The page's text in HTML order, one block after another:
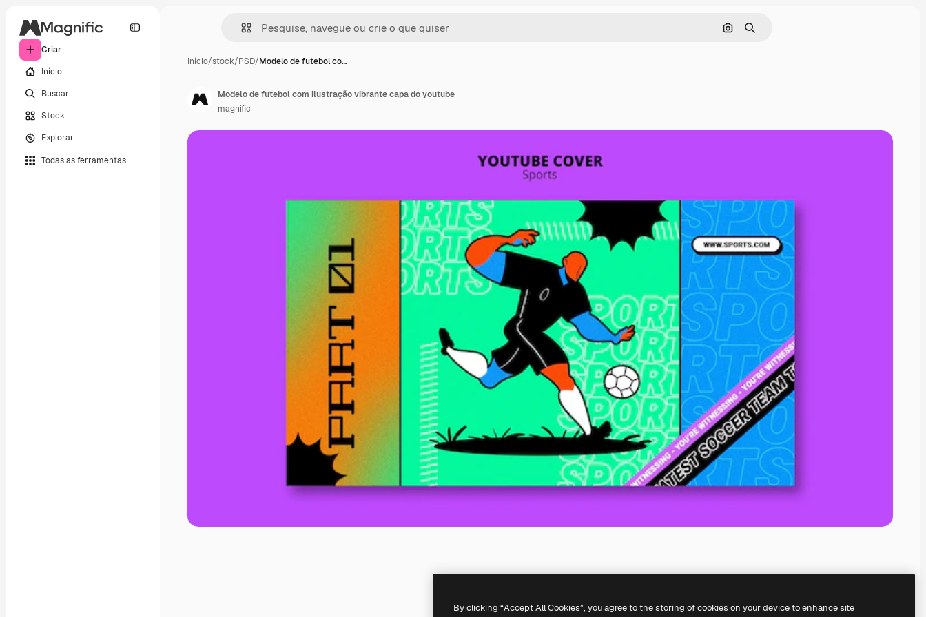
Criar
Início
Buscar
Stock
Explorar
Todas as ferramentas
Pesquisar por imagem
Buscar
Início/stock/PSD/Modelo de futebol co…
Modelo de futebol com ilustração vibrante capa do youtube
magnific
By clicking “Accept All Cookies”, you agree to the storing of cookies on your device to enhance site